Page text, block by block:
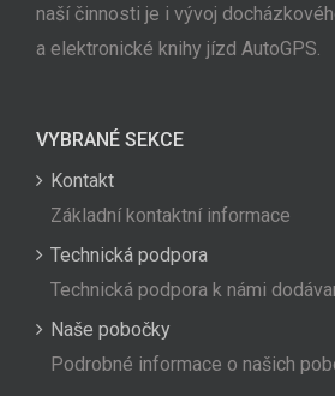
naší činnosti je i vývoj
a elektronické knihy jízd AutoGPS.
VYBRANÉ SEKCE
Kontakt
Základní kontaktní informace
Technická podpora
Technická podpora k námi
Naše pobočky
Podrobné informace o našich